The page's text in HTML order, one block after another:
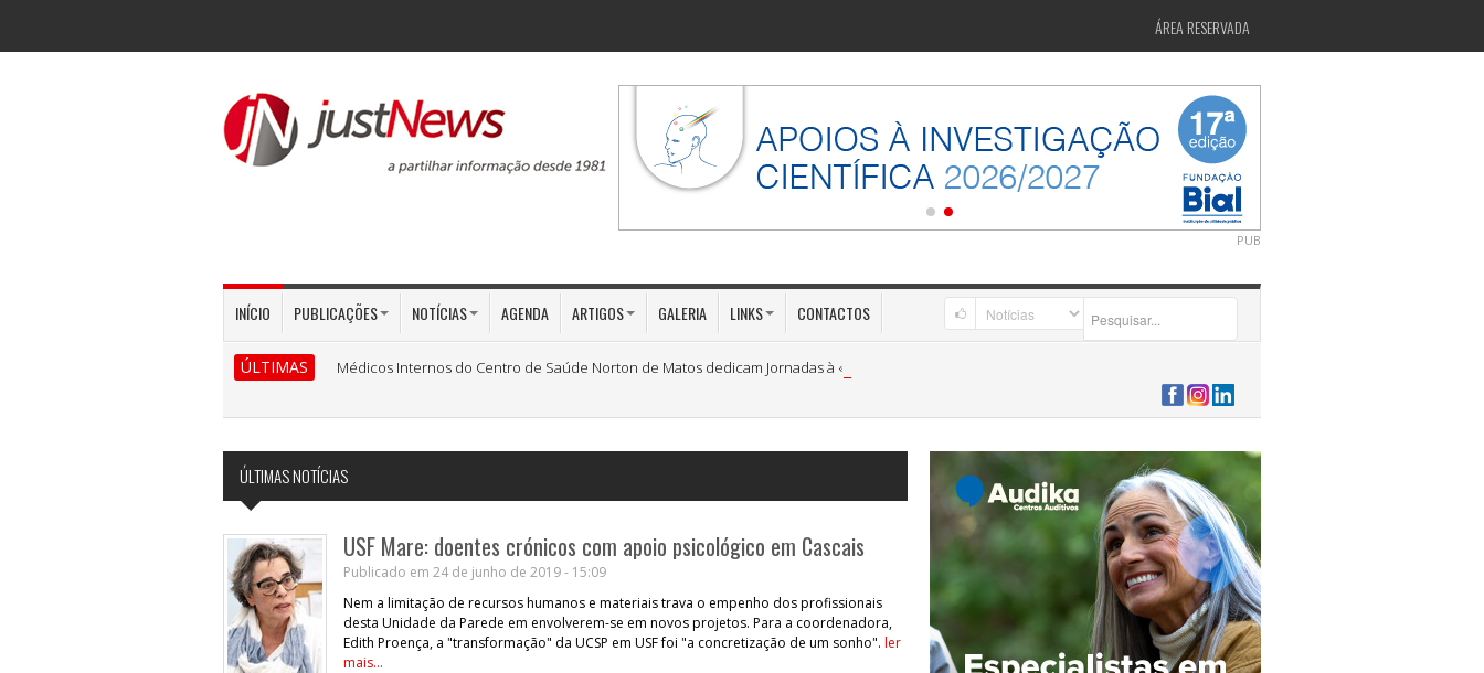
ÁREA RESERVADA
PUB
INÍCIO PUBLICAÇÕES NOTÍCIAS AGENDA ARTIGOS GALERIA LINKS CONTACTOS
ÚLTIMAS Médicos Internos do Centro de Saúde Norton de Matos dedicam Jornadas à «Medicina Preventiva»
ÚLTIMAS NOTÍCIAS
USF Mare: doentes crónicos com apoio psicológico em Cascais
Publicado em 24 de junho de 2019 - 15:09
Nem a limitação de recursos humanos e materiais trava o empenho dos profissionais
desta Unidade da Parede em envolverem-se em novos projetos. Para a coordenadora,
Edith Proença, a "transformação" da UCSP em USF foi "a concretização de um sonho". ler
mais...